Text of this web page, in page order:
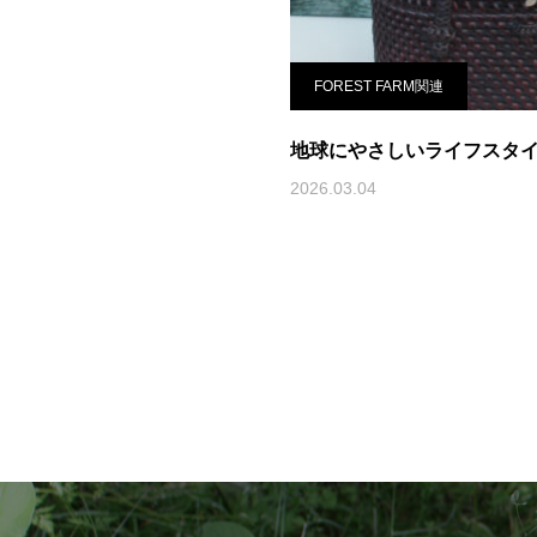
FOREST FARM関連
地球にやさしいライフスタ
2026.03.04